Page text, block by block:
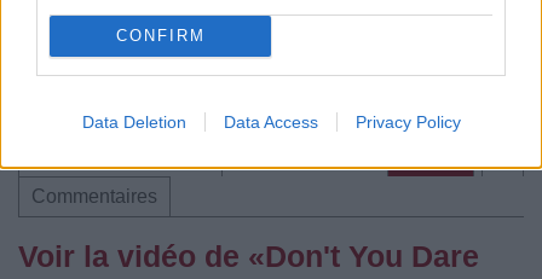
CONFIRM
Data Deletion Data Access Privacy Policy
Trouver des vinyles et des CD sur
Trouver un instrument de musique ou une partition au
meilleur prix sur
Commentaires
Voir la vidéo de «Don't You Dare